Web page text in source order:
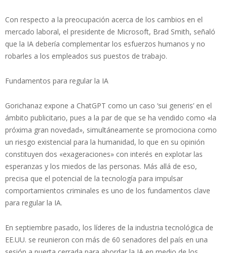
Con respecto a la preocupación acerca de los cambios en el
mercado laboral, el presidente de Microsoft, Brad Smith, señaló
que la IA debería complementar los esfuerzos humanos y no
robarles a los empleados sus puestos de trabajo.
Fundamentos para regular la IA
Gorichanaz expone a ChatGPT como un caso ‘sui generis’ en el
ámbito publicitario, pues a la par de que se ha vendido como «la
próxima gran novedad», simultáneamente se promociona como
un riesgo existencial para la humanidad, lo que en su opinión
constituyen dos «exageraciones» con interés en explotar las
esperanzas y los miedos de las personas. Más allá de eso,
precisa que el potencial de la tecnología para impulsar
comportamientos criminales es uno de los fundamentos clave
para regular la IA.
En septiembre pasado, los líderes de la industria tecnológica de
EE.UU. se reunieron con más de 60 senadores del país en una